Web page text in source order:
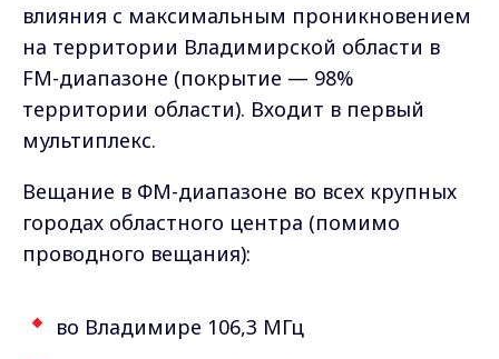
влияния с максимальным проникновением
на территории Владимирской области в
FM-диапазоне (покрытие — 98%
территории области). Входит в первый
мультиплекс.
Вещание в ФМ-диапазоне во всех крупных
городах областного центра (помимо
проводного вещания):
во Владимире 106,3 МГц